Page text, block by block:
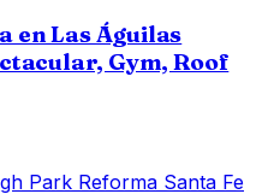
en Las Águilas
Gym, Roof